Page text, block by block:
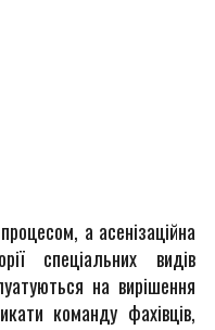
а асенізаційна
спеціальних видів
на вирішення
команду фахівців,